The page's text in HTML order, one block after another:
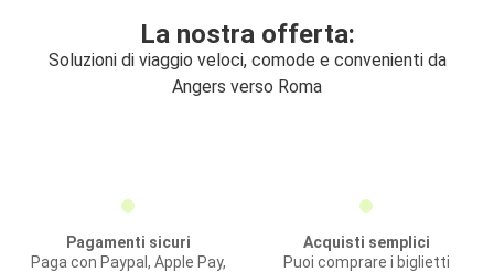
La nostra offerta:
Soluzioni di viaggio veloci, comode e convenienti da
Angers verso Roma
Pagamenti sicuri
Paga con Paypal, Apple Pay,
Acquisti semplici
Puoi comprare i biglietti